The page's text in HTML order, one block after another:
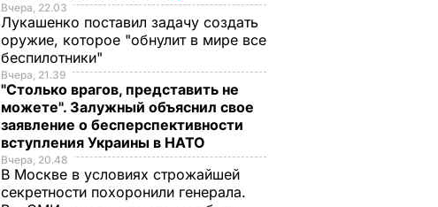
Вчера, 22.03
Лукашенко поставил задачу создать
оружие, которое "обнулит в мире все
беспилотники"
Вчера, 21.39
"Столько врагов, представить не
можете". Залужный объяснил свое
заявление о бесперспективности
вступления Украины в НАТО
Вчера, 20.48
В Москве в условиях строжайшей
секретности похоронили генерала.